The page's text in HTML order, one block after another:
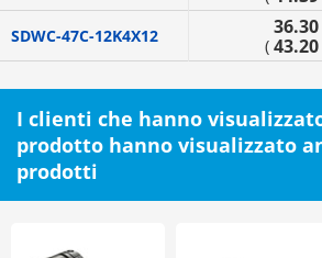
SDWC-47C-12K4X12 (
I clienti che hanno
prodotto hanno visualizzato
prodotti